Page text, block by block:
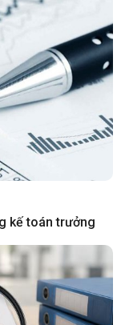
kế toán trưởng